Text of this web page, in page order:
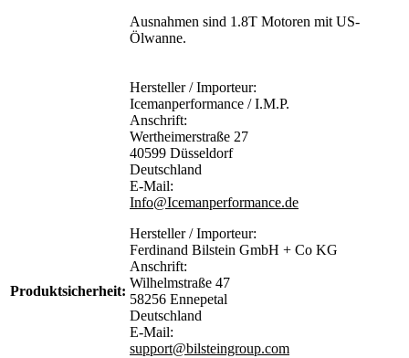
Ausnahmen sind 1.8T Motoren mit US-
Ölwanne.
Produktsicherheit:
Hersteller / Importeur:
Icemanperformance / I.M.P.
Anschrift:
Wertheimerstraße 27
40599 Düsseldorf
Deutschland
E-Mail:
Info@Icemanperformance.de
Hersteller / Importeur:
Ferdinand Bilstein GmbH + Co KG
Anschrift:
Wilhelmstraße 47
58256 Ennepetal
Deutschland
E-Mail:
support@bilsteingroup.com